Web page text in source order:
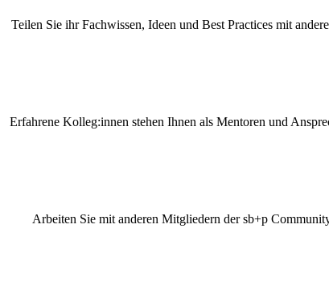
Teilen Sie ihr Fachwissen, Ideen und Best Practices mit
Erfahrene Kolleg:innen stehen Ihnen als Mentoren und
Arbeiten Sie mit anderen Mitgliedern der sb+p